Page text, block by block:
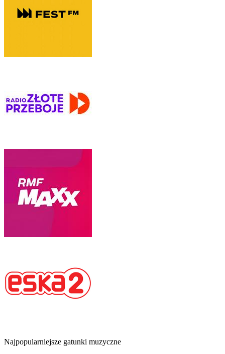
Najpopularniejsze gatunki muzyczne